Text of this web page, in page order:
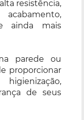
resistência,
ainda mais
parede ou
proporcionar
de seus